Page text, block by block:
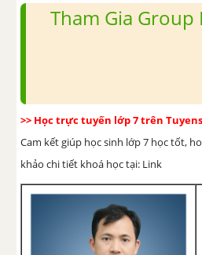
Tham Gia Group
>> Học trực tuyến lớp 7 trên
Cam kết giúp học sinh lớp 7 học tốt,
khảo chi tiết khoá học tại: Link